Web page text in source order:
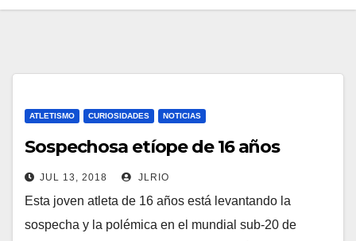
ATLETISMO CURIOSIDADES NOTICIAS
Sospechosa etíope de 16 años
JUL 13, 2018 JLRIO
Esta joven atleta de 16 años está levantando la
sospecha y la polémica en el mundial sub-20 de